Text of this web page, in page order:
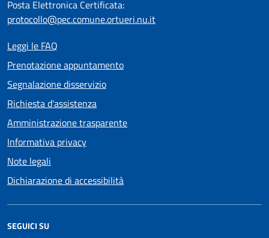
Posta Elettronica Certificata:
protocollo@pec.comune.ortueri.nu.it
Leggi le FAQ
Prenotazione appuntamento
Segnalazione disservizio
Richiesta d'assistenza
Amministrazione trasparente
Informativa privacy
Note legali
Dichiarazione di accessibilità
SEGUICI SU